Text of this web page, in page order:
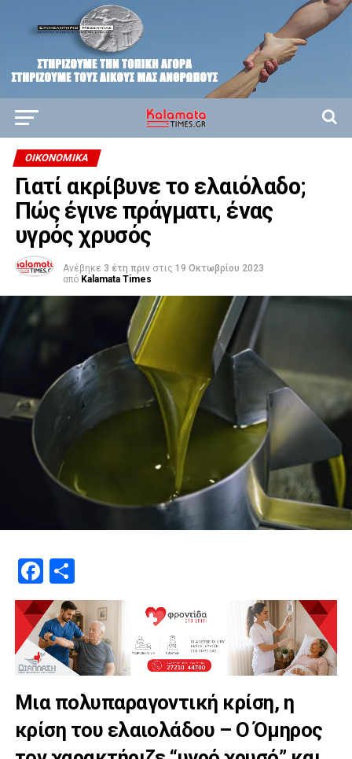
ΟΙΚΟΝΟΜΙΚΆ
Γιατί ακρίβυνε το ελαιόλαδο;
Πώς έγινε πράγματι, ένας
υγρός χρυσός
Ανέβηκε 3 έτη πριν στις 19 Οκτωβρίου 2023
από Kalamata Times
Facebook
Μοιραστείτε
Μια πολυπαραγοντική κρίση, η
κρίση του ελαιολάδου – Ο Όμηρος